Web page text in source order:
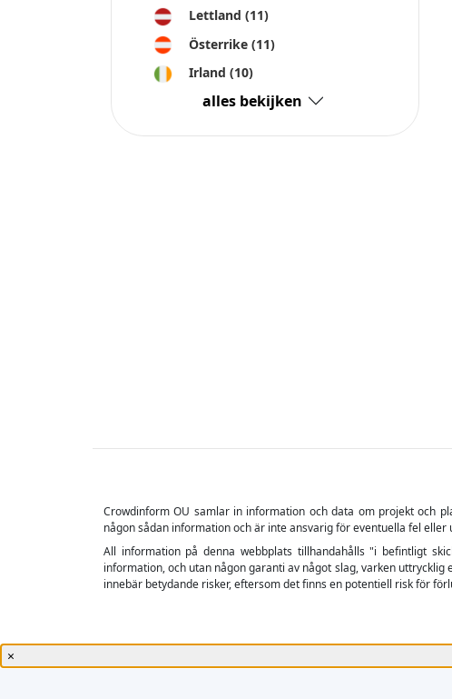
Lettland (11)
Österrike (11)
Irland (10)
alles bekijken
Crowdinform OU samlar in information och data om projekt och
någon sådan information och är inte ansvarig för eventuella fel
All information på denna webbplats tillhandahålls "i befintligt
information, och utan någon garanti av något slag, varken
innebär betydande risker, eftersom det finns en potentiell risk för
×